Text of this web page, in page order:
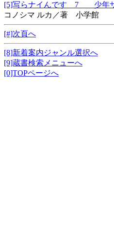
[5]写らナイんです 7 少年
コノシマ ルカ／著 小学館
[#]次頁へ
[8]新着案内ジャンル選択へ
[9]蔵書検索メニューへ
[0]TOPページへ